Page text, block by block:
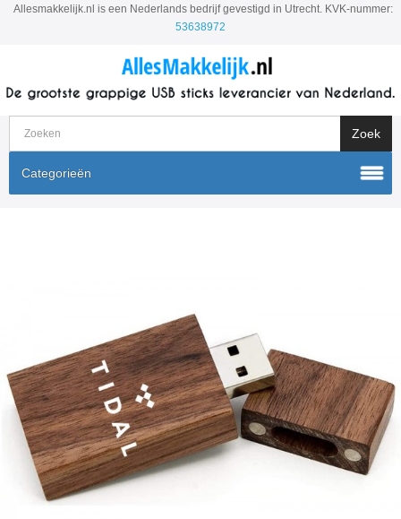
Allesmakkelijk.nl is een Nederlands bedrijf gevestigd in Utrecht. KVK-nummer:
53638972
Categorieën